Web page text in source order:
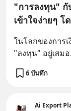
"การลงทุน" กั
เข้าใจง่ายๆ
ในโลกของการเ
"ลงทุน" อยู่เสมอ
6 บันทึก
Ai Export